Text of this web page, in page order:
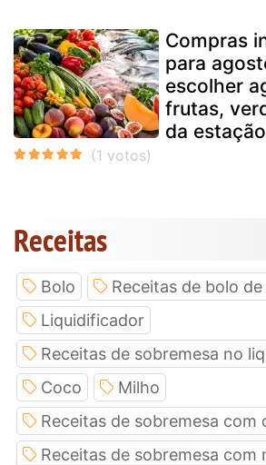
Compras
para
escolher
frutas,
da estação
Receitas
Bolo
Receitas de bolo
Liquidificador
Receitas de sobremesa no
Coco
Milho
Receitas de sobremesa com
Receitas de sobremesa com